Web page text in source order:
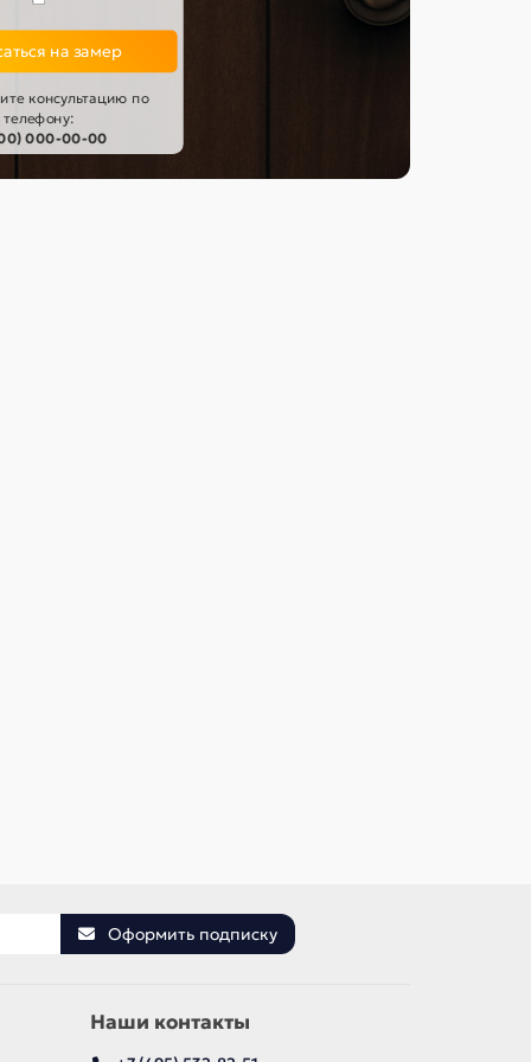
на замер
консультацию по
телефону:
000-00-00
Оформить подписку
Наши контакты